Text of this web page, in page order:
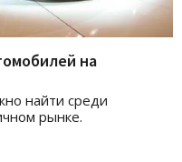
на
найти среди
рынке.